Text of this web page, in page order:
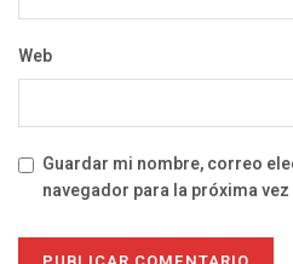
Web
Guardar mi nombre, correo
navegador para la próxima